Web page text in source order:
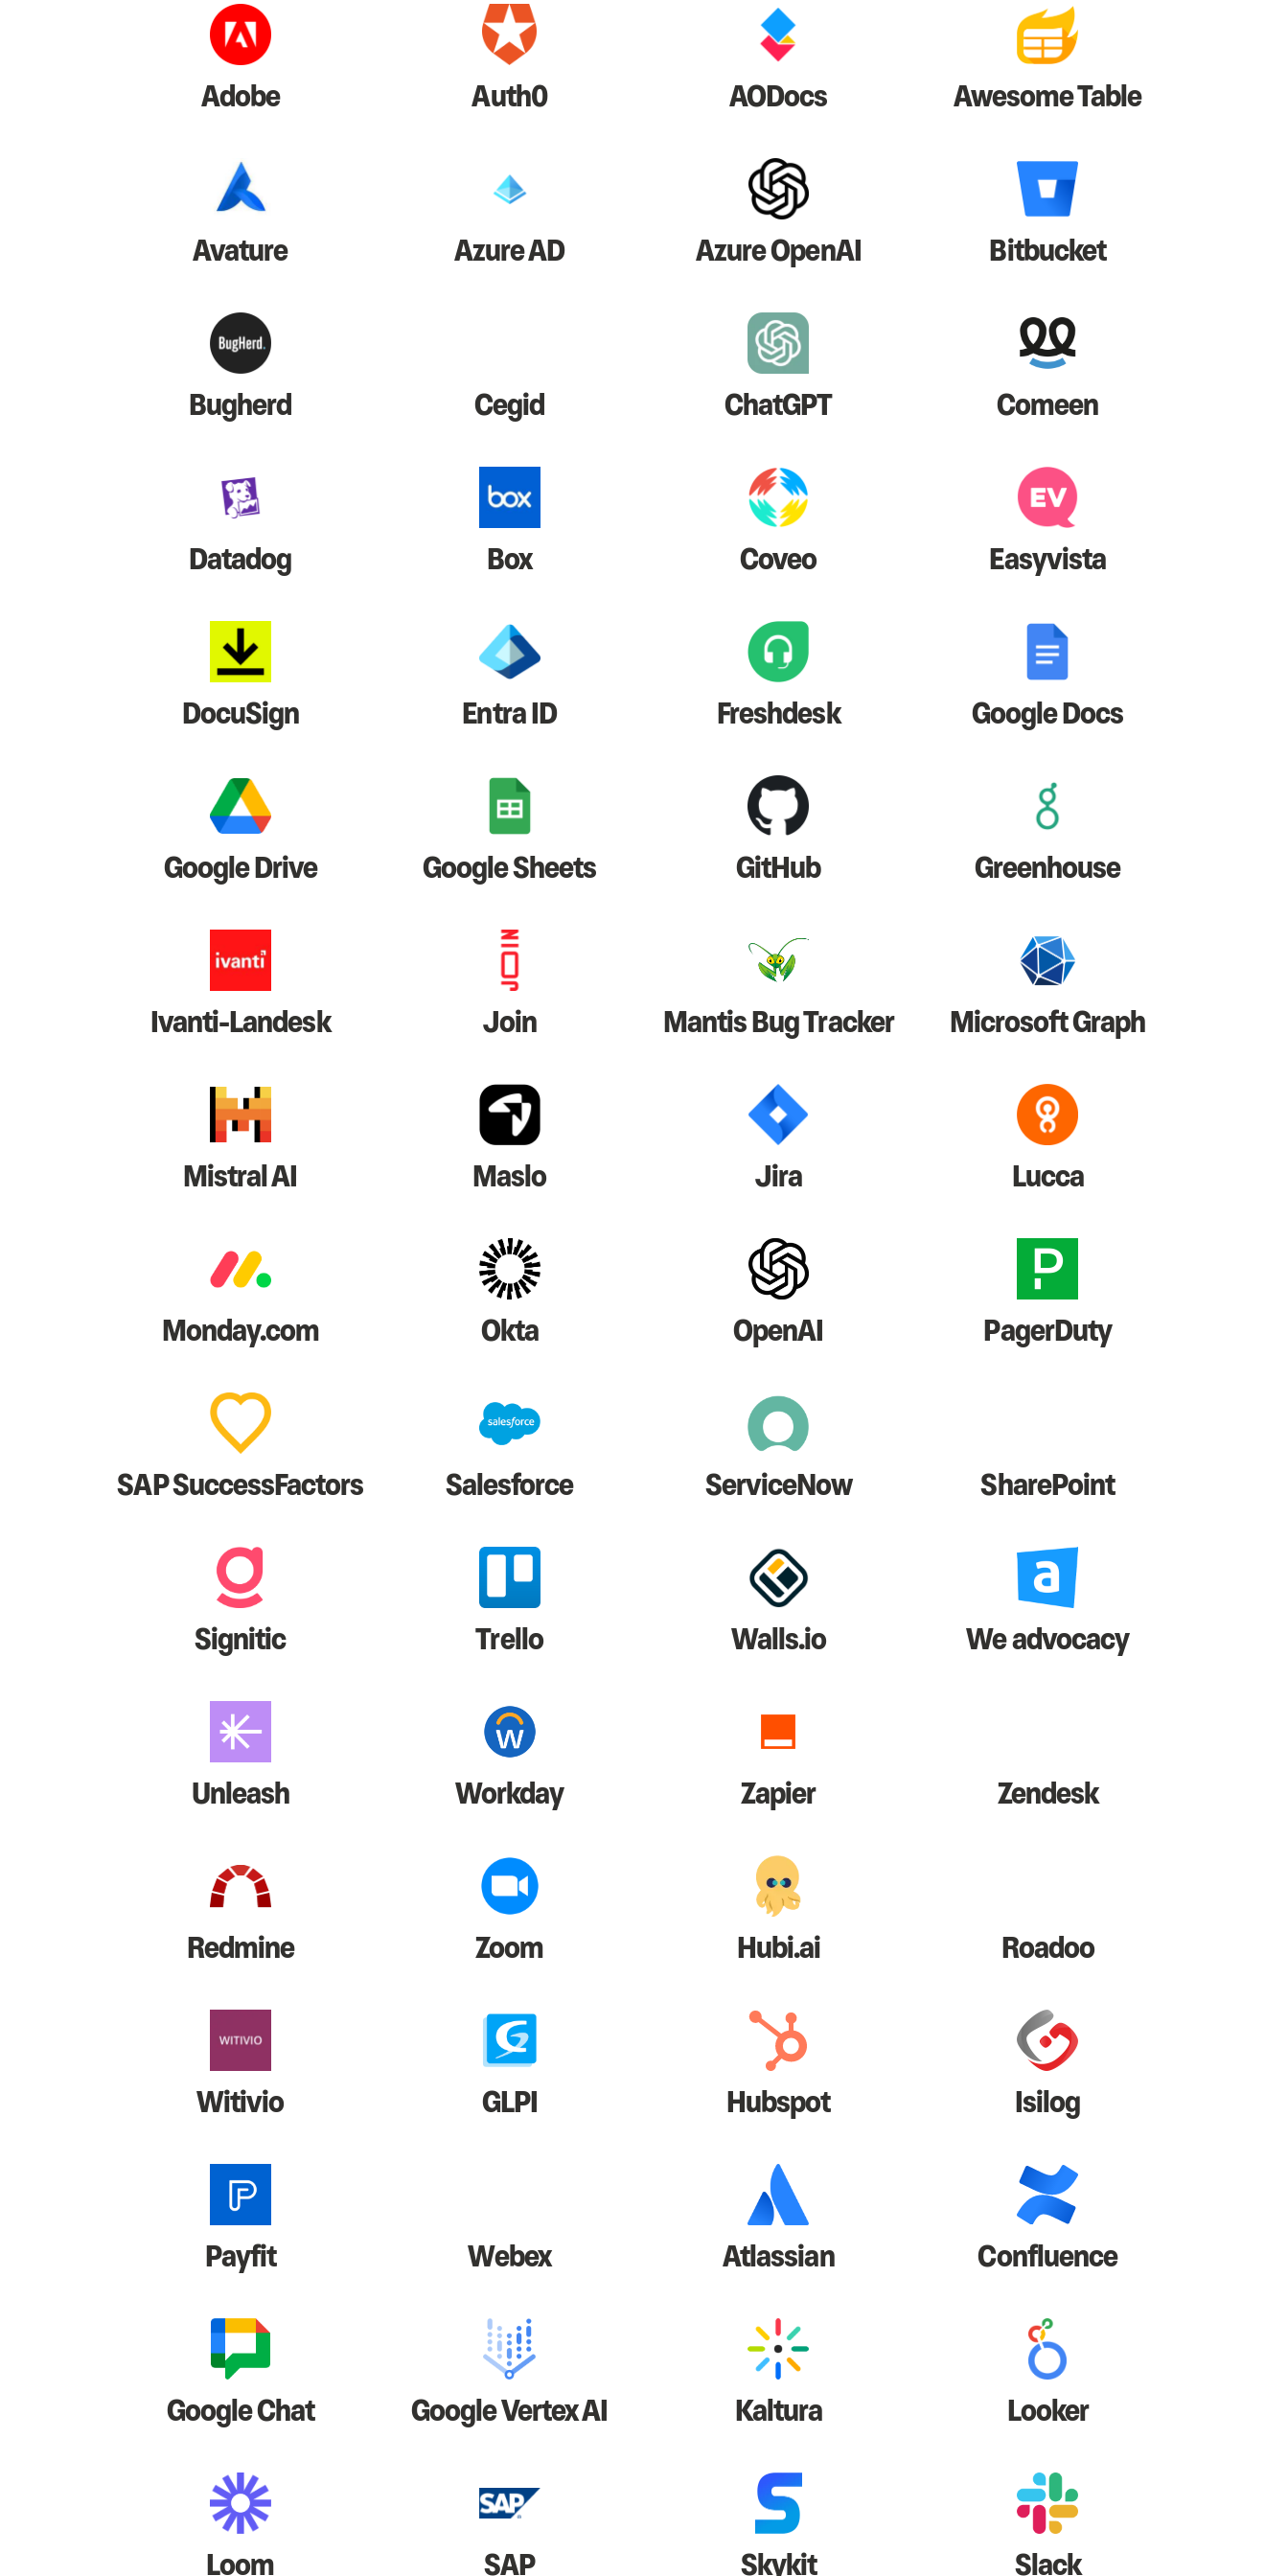
Adobe Auth0 AODocs Awesome Table
Avature Azure AD Azure OpenAI Bitbucket
Bugherd Cegid ChatGPT Comeen
Datadog Box Coveo Easyvista
DocuSign Entra ID Freshdesk Google Docs
Google Drive Google Sheets GitHub Greenhouse
Ivanti-Landesk Join Mantis Bug Tracker Microsoft Graph
Mistral AI Maslo Jira Lucca
Monday.com Okta OpenAI PagerDuty
SAP SuccessFactors Salesforce ServiceNow SharePoint
Signitic Trello Walls.io We advocacy
Unleash Workday Zapier Zendesk
Redmine Zoom Hubi.ai Roadoo
Witivio GLPI Hubspot Isilog
Payfit Webex Atlassian Confluence
Google Chat Google Vertex AI Kaltura Looker
Loom SAP Skykit Slack